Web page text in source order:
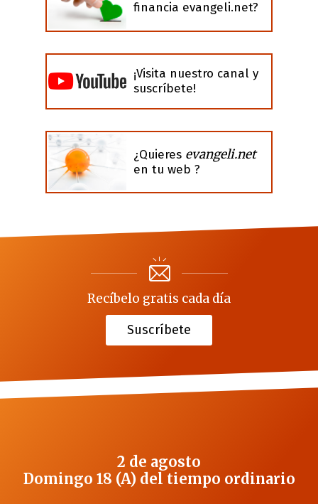
financia evangeli.net?
¡Visita nuestro canal y
suscríbete!
¿Quieres evangeli.net
en tu web ?
Recíbelo gratis cada día
Suscríbete
2 de agosto
Domingo 18 (A) del tiempo ordinario